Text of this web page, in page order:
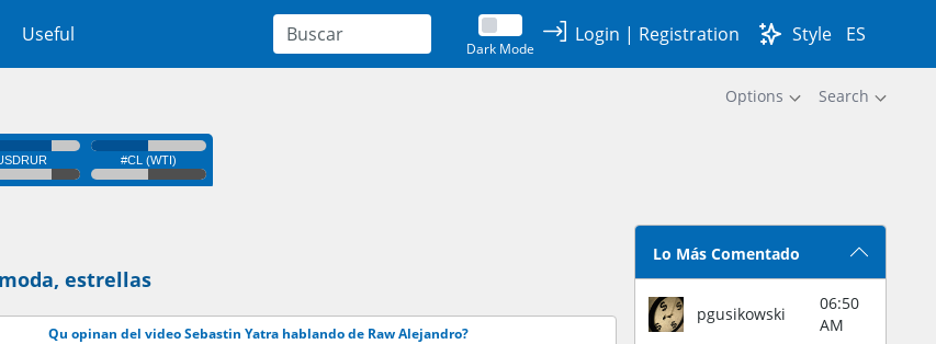
Useful
Dark Mode
Login | Registration Style ES
Options Search
estrellas
Qu opinan del video Sebastin Yatra hablando de Raw Alejandro?
Lo Más Comentado
pgusikowski
06:50
AM